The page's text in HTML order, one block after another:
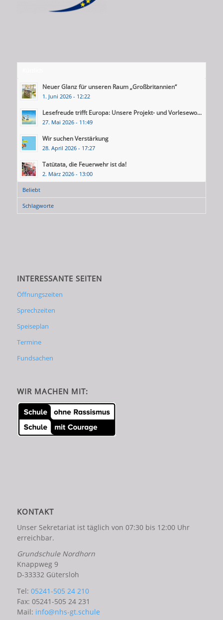
Neuer Glanz für unseren Raum „Großbritannien“
1. Juni 2026 - 12:22
Lesefreude trifft Europa: Unsere Projekt- und Vorlesewo...
27. Mai 2026 - 11:49
Wir suchen Verstärkung
28. April 2026 - 17:27
Tatütata, die Feuerwehr ist da!
2. März 2026 - 13:00
Beliebt
Schlagworte
INTERESSANTE SEITEN
Öffnungszeiten
Sprechzeiten
Speiseplan
Termine
Fundsachen
WIR MACHEN MIT:
KONTAKT
Unser Sekretariat ist täglich von 07:30 bis 12:00 Uhr
erreichbar.
Grundschule Nordhorn
Knappweg 9
D-33332 Gütersloh
Tel: 05241-505 24 210
Fax: 05241-505 24 231
Mail: info@nhs-gt.schule